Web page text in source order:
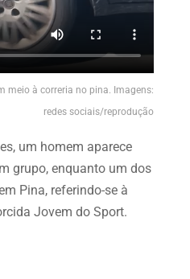
meio à correria no pina. Imagens:
redes sociais/reprodução
um homem aparece
grupo, enquanto um dos
Pina, referindo-se à
Jovem do Sport.